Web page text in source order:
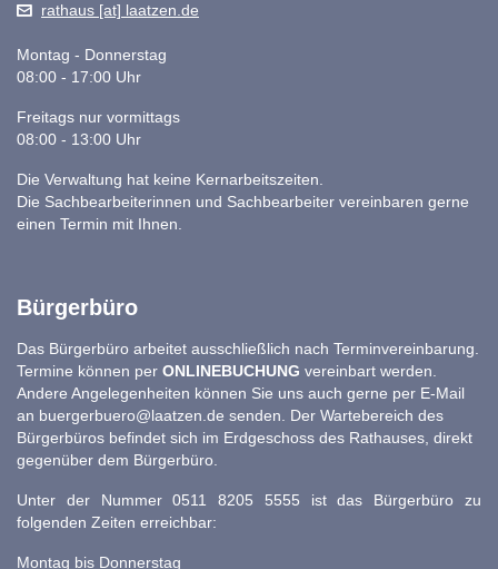
rathaus [at] laatzen.de
Montag - Donnerstag
08:00 - 17:00 Uhr
Freitags nur vormittags
08:00 - 13:00 Uhr
Die Verwaltung hat keine Kernarbeitszeiten.
Die Sachbearbeiterinnen und Sachbearbeiter vereinbaren gerne
einen Termin mit Ihnen.
Bürgerbüro
Das Bürgerbüro arbeitet ausschließlich nach Terminvereinbarung.
Termine können per ONLINEBUCHUNG vereinbart werden.
Andere Angelegenheiten können Sie uns auch gerne per E-Mail
an buergerbuero@laatzen.de senden. Der Wartebereich des
Bürgerbüros befindet sich im Erdgeschoss des Rathauses, direkt
gegenüber dem Bürgerbüro.
Unter der Nummer 0511 8205 5555 ist das Bürgerbüro zu
folgenden Zeiten erreichbar:
Montag bis Donnerstag